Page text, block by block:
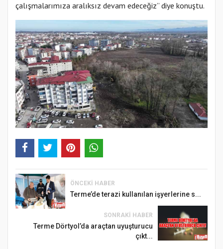
çalışmalarımıza aralıksız devam edeceğiz” diye konuştu.
ÖNCEKI HABER
Terme’de terazi kullanılan işyerlerine s...
SONRAKI HABER
Terme Dörtyol’da araçtan uyuşturucu
çıkt...